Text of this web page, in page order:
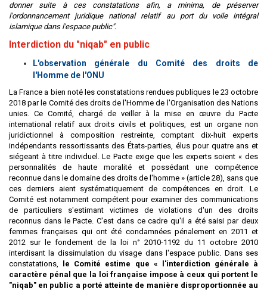
donner suite à ces constatations afin, a minima, de préserver
l'ordonnancement juridique national relatif au port du voile intégral
islamique dans l'espace public".
Interdiction du "niqab" en public
L'observation générale du Comité des droits de
l'Homme de l'ONU
La France a bien noté les constatations rendues publiques le 23 octobre
2018 par le Comité des droits de l'Homme de l'Organisation des Nations
unies. Ce Comité, chargé de veiller à la mise en œuvre du Pacte
international relatif aux droits civils et politiques, est un organe non
juridictionnel à composition restreinte, comptant dix-huit experts
indépendants ressortissants des États-parties, élus pour quatre ans et
siégeant à titre individuel. Le Pacte exige que les experts soient « des
personnalités de haute moralité et possédant une compétence
reconnue dans le domaine des droits de l'homme » (article 28), sans que
ces derniers aient systématiquement de compétences en droit. Le
Comité est notamment compétent pour examiner des communications
de particuliers s'estimant victimes de violations d'un des droits
reconnus dans le Pacte. C'est dans ce cadre qu'il a été saisi par deux
femmes françaises qui ont été condamnées pénalement en 2011 et
2012 sur le fondement de la loi n° 2010-1192 du 11 octobre 2010
interdisant la dissimulation du visage dans l'espace public. Dans ses
constatations,
le Comité estime que « l'interdiction générale à
caractère pénal que la loi française impose à ceux qui portent le
"niqab" en public a porté atteinte de manière disproportionnée au